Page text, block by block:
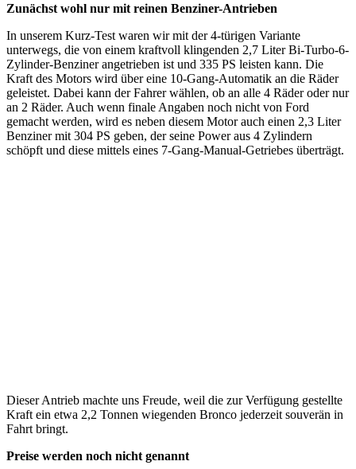
Zunächst wohl nur mit reinen Benziner-Antrieben
In unserem Kurz-Test waren wir mit der 4-türigen Variante
unterwegs, die von einem kraftvoll klingenden 2,7 Liter Bi-Turbo-6-
Zylinder-Benziner angetrieben ist und 335 PS leisten kann. Die
Kraft des Motors wird über eine 10-Gang-Automatik an die Räder
geleistet. Dabei kann der Fahrer wählen, ob an alle 4 Räder oder nur
an 2 Räder. Auch wenn finale Angaben noch nicht von Ford
gemacht werden, wird es neben diesem Motor auch einen 2,3 Liter
Benziner mit 304 PS geben, der seine Power aus 4 Zylindern
schöpft und diese mittels eines 7-Gang-Manual-Getriebes überträgt.
Dieser Antrieb machte uns Freude, weil die zur Verfügung gestellte
Kraft ein etwa 2,2 Tonnen wiegenden Bronco jederzeit souverän in
Fahrt bringt.
Preise werden noch nicht genannt